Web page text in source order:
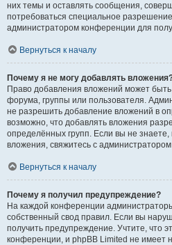
них темы и оставлять сообщения,
потребоваться специальное
администратором конференции для
Вернуться к началу
Почему я не могу добавлять
Право добавления вложений может
форума, группы или пользователя.
не разрешить добавление вложений в
возможно, что добавлять вложения
определённых групп. Если вы не
вложения, свяжитесь с
Вернуться к началу
Почему я получил предупреждение?
На каждой конференции
собственный свод правил. Если вы
получить предупреждение. Учтите, что
конференции, и phpBB Limited не имеет